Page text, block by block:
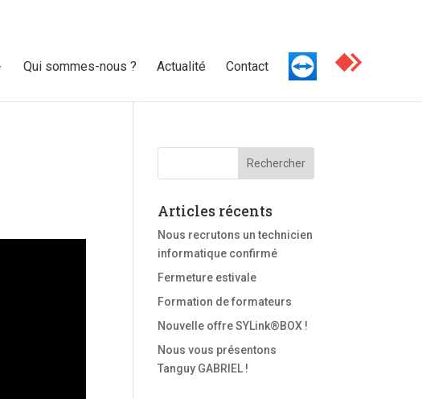
Qui sommes-nous ? Actualité Contact
Articles récents
Nous recrutons un technicien
informatique confirmé
Fermeture estivale
Formation de formateurs
Nouvelle offre SYLink®BOX !
Nous vous présentons
Tanguy GABRIEL !